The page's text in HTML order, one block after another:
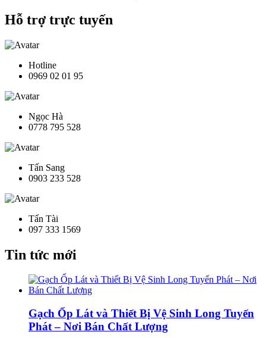
Hỗ trợ trực tuyến
Hotline
0969 02 01 95
Ngọc Hà
0778 795 528
Tấn Sang
0903 233 528
Tấn Tài
097 333 1569
Tin tức mới
Gạch Ốp Lát và Thiết Bị Vệ Sinh Long Tuyến
Phát – Nơi Bán Chất Lượng